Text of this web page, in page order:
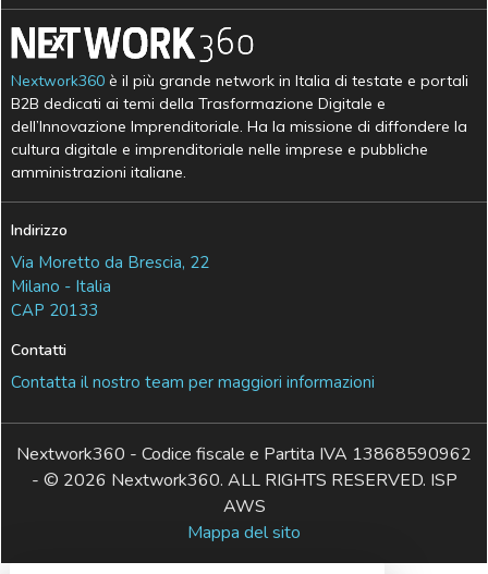
Nextwork360 è il più grande network in Italia di testate e portali
B2B dedicati ai temi della Trasformazione Digitale e
dell’Innovazione Imprenditoriale. Ha la missione di diffondere la
cultura digitale e imprenditoriale nelle imprese e pubbliche
amministrazioni italiane.
Indirizzo
Via Moretto da Brescia, 22
Milano - Italia
CAP 20133
Contatti
Contatta il nostro team per maggiori informazioni
Nextwork360 - Codice fiscale e Partita IVA 13868590962
- © 2026 Nextwork360. ALL RIGHTS RESERVED. ISP
AWS
Mappa del sito